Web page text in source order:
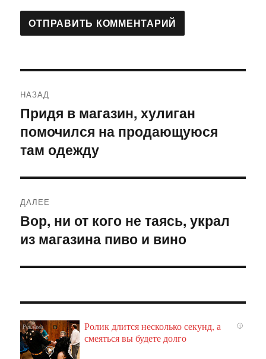
по
записям
НАЗАД
Предыдущая
запись:
Придя в магазин, хулиган
помочился на продающуюся
там одежду
ДАЛЕЕ
Следующая
запись:
Вор, ни от кого не таясь, украл
из магазина пиво и вино
i
Ролик длится несколько секунд, а
смеяться вы будете долго